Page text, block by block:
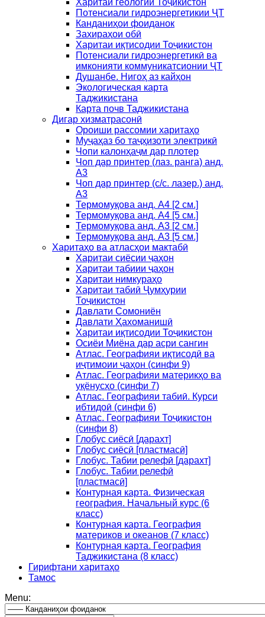
Потенсиали гидроэнергетикии ҶТ
Канданиҳои фоиданок
Захираҳои обӣ
Харитаи иқтисодии Тоҷикистон
Потенсиали гидроэнергетикӣ ва
имконияти коммуникатсионии ҶТ
Душанбе. Нигоҳ аз кайҳон
Экологическая карта
Таджикистана
Карта почв Таджикистана
Дигар хизматрасонӣ
Ороиши рассомии харитаҳо
Муҷаҳаз бо таҷҳизоти электрикӣ
Чопи калонҳаҷм дар плотер
Чоп дар принтер (лаз. ранга) анд.
А3
Чоп дар принтер (с/с. лазер.) анд.
А3
Термомуқова анд. А4 [2 см.]
Термомуқова анд. А4 [5 см.]
Термомуқова анд. А3 [2 см.]
Термомуқова анд. А3 [5 см.]
Харитаҳо ва атласҳои мактабӣ
Харитаи сиёсии ҷаҳон
Харитаи табиии ҷаҳон
Харитаи нимкураҳо
Харитаи табиӣ Ҷумҳурии
Тоҷикистон
Давлати Сомониён
Давлати Ҳахоманишӣ
Харитаи иқтисодии Тоҷикистон
Осиёи Миёна дар асри сангин
Атлас. Географияи иқтисодӣ ва
иҷтимоии ҷаҳон (синфи 9)
Атлас. Географияи материкҳо ва
уқёнусҳо (синфи 7)
Атлас. Географияи табиӣ. Курси
ибтидоӣ (синфи 6)
Атлас. Географияи Тоҷикистон
(синфи 8)
Глобус сиёсӣ [дарахт]
Глобус сиёсӣ [пластмасӣ]
Глобус. Табии релефӣ [дарахт]
Глобус. Табии релефӣ
[пластмасӣ]
Контурная карта. Физическая
география. Начальный курс (6
класс)
Контурная карта. География
материков и океанов (7 класс)
Контурная карта. География
Таджикистана (8 класс)
Гирифтани харитаҳо
Тамос
Menu: